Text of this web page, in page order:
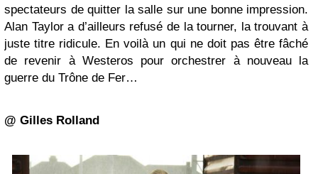
spectateurs de quitter la salle sur une bonne impression.
Alan Taylor a d’ailleurs refusé de la tourner, la trouvant à
juste titre ridicule. En voilà un qui ne doit pas être fâché
de revenir à Westeros pour orchestrer à nouveau la
guerre du Trône de Fer…
@ Gilles Rolland